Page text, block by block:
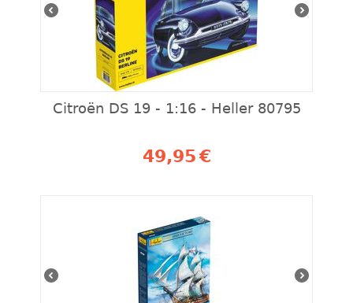
Citroën DS 19 - 1:16 - Heller 80795
49,95€